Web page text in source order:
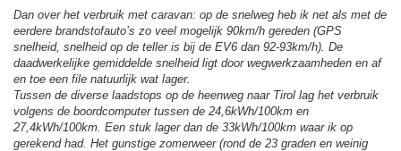
Dan over het verbruik met caravan: op de snelweg heb ik net als met de
eerdere brandstofauto’s zo veel mogelijk 90km/h gereden (GPS
snelheid, snelheid op de teller is bij de EV6 dan 92-93km/h). De
daadwerkelijke gemiddelde snelheid ligt door wegwerkzaamheden en af
en toe een file natuurlijk wat lager.
Tussen de diverse laadstops op de heenweg naar Tirol lag het verbruik
volgens de boordcomputer tussen de 24,6kWh/100km en
27,4kWh/100km. Een stuk lager dan de 33kWh/100km waar ik op
gerekend had. Het gunstige zomerweer (rond de 23 graden en weinig